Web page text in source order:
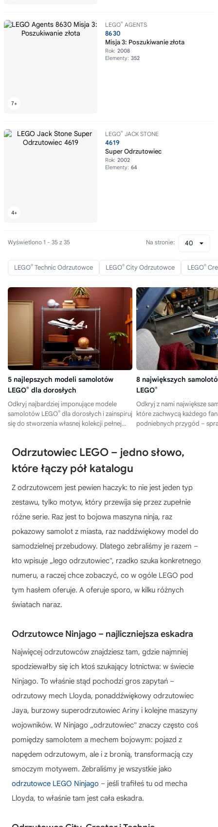
LEGO® AGENTS
8630
Misja 3: Poszukiwanie złota
Rok: 2008
Elementy: 352
LEGO® JACK STONE
4619
Super Odrzutowiec
Rok: 2002
Elementy: 64
Wyświetlono 1 - 35 z 35 40
Na stronie:
LEGO® Technic Odrzutowce LEGO® City Odrzutowce LEGO®
5 najlepszych modeli samolotów
LEGO® dla dorosłych
Odkryj najbardziej imponujące modele
samolotów LEGO® dla dorosłych i zainspiruj
się do stworzenia własnej kolekcji pełnej
8 największych
LEGO®
Odkryj z nami największe
które zachwycą każdego
podniebnych przygód –
Odrzutowiec LEGO – jedno słowo,
które łączy pół katalogu
Z odrzutowcem jest pewien haczyk: to nie jest jeden typ
zestawu, tylko motyw, który przewija się przez zupełnie
różne serie. Raz jest to bojowa maszyna ninja, raz
pokazowy samolot z miasta, raz naddźwiękowy model do
samodzielnej przebudowy. Dlatego zebraliśmy je razem –
kto wpisuje „lego odrzutowiec", rzadko szuka konkretnego
numeru, a raczej chce zobaczyć, co w ogóle LEGO pod
tym hasłem oferuje. A oferuje sporo, w kilku różnych
światach naraz.
Odrzutowce Ninjago – najliczniejsza eskadra
Najwięcej odrzutowców znajdziesz tam, gdzie najmniej
spodziewałby się ich ktoś szukający lotnictwa: w świecie
Ninjago. To właśnie stąd pochodzi gros zapytań –
odrzutowy mech Lloyda, ponaddźwiękowy odrzutowiec
Jaya, burzowy superodrzutowiec Ariny i kolejne maszyny
wojowników. W Ninjago „odrzutowiec" znaczy często coś
pomiędzy samolotem a mechem bojowym: pojazd z
napędem odrzutowym, ale i z bronią, transformacją czy
smoczym motywem. Zebraliśmy je wszystkie jako
odrzutowce LEGO Ninjago – jeśli trafiłeś tu od mecha
Lloyda, to właśnie tam jest cała eskadra.